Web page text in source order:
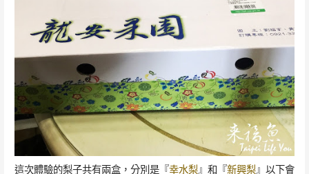
這次體驗的梨子共有兩盒，分別是『幸水梨』和『新興梨』以下會